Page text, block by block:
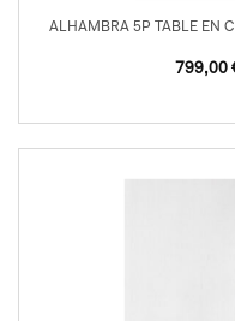
ALHAMBRA 5P TABLE EN
799,00